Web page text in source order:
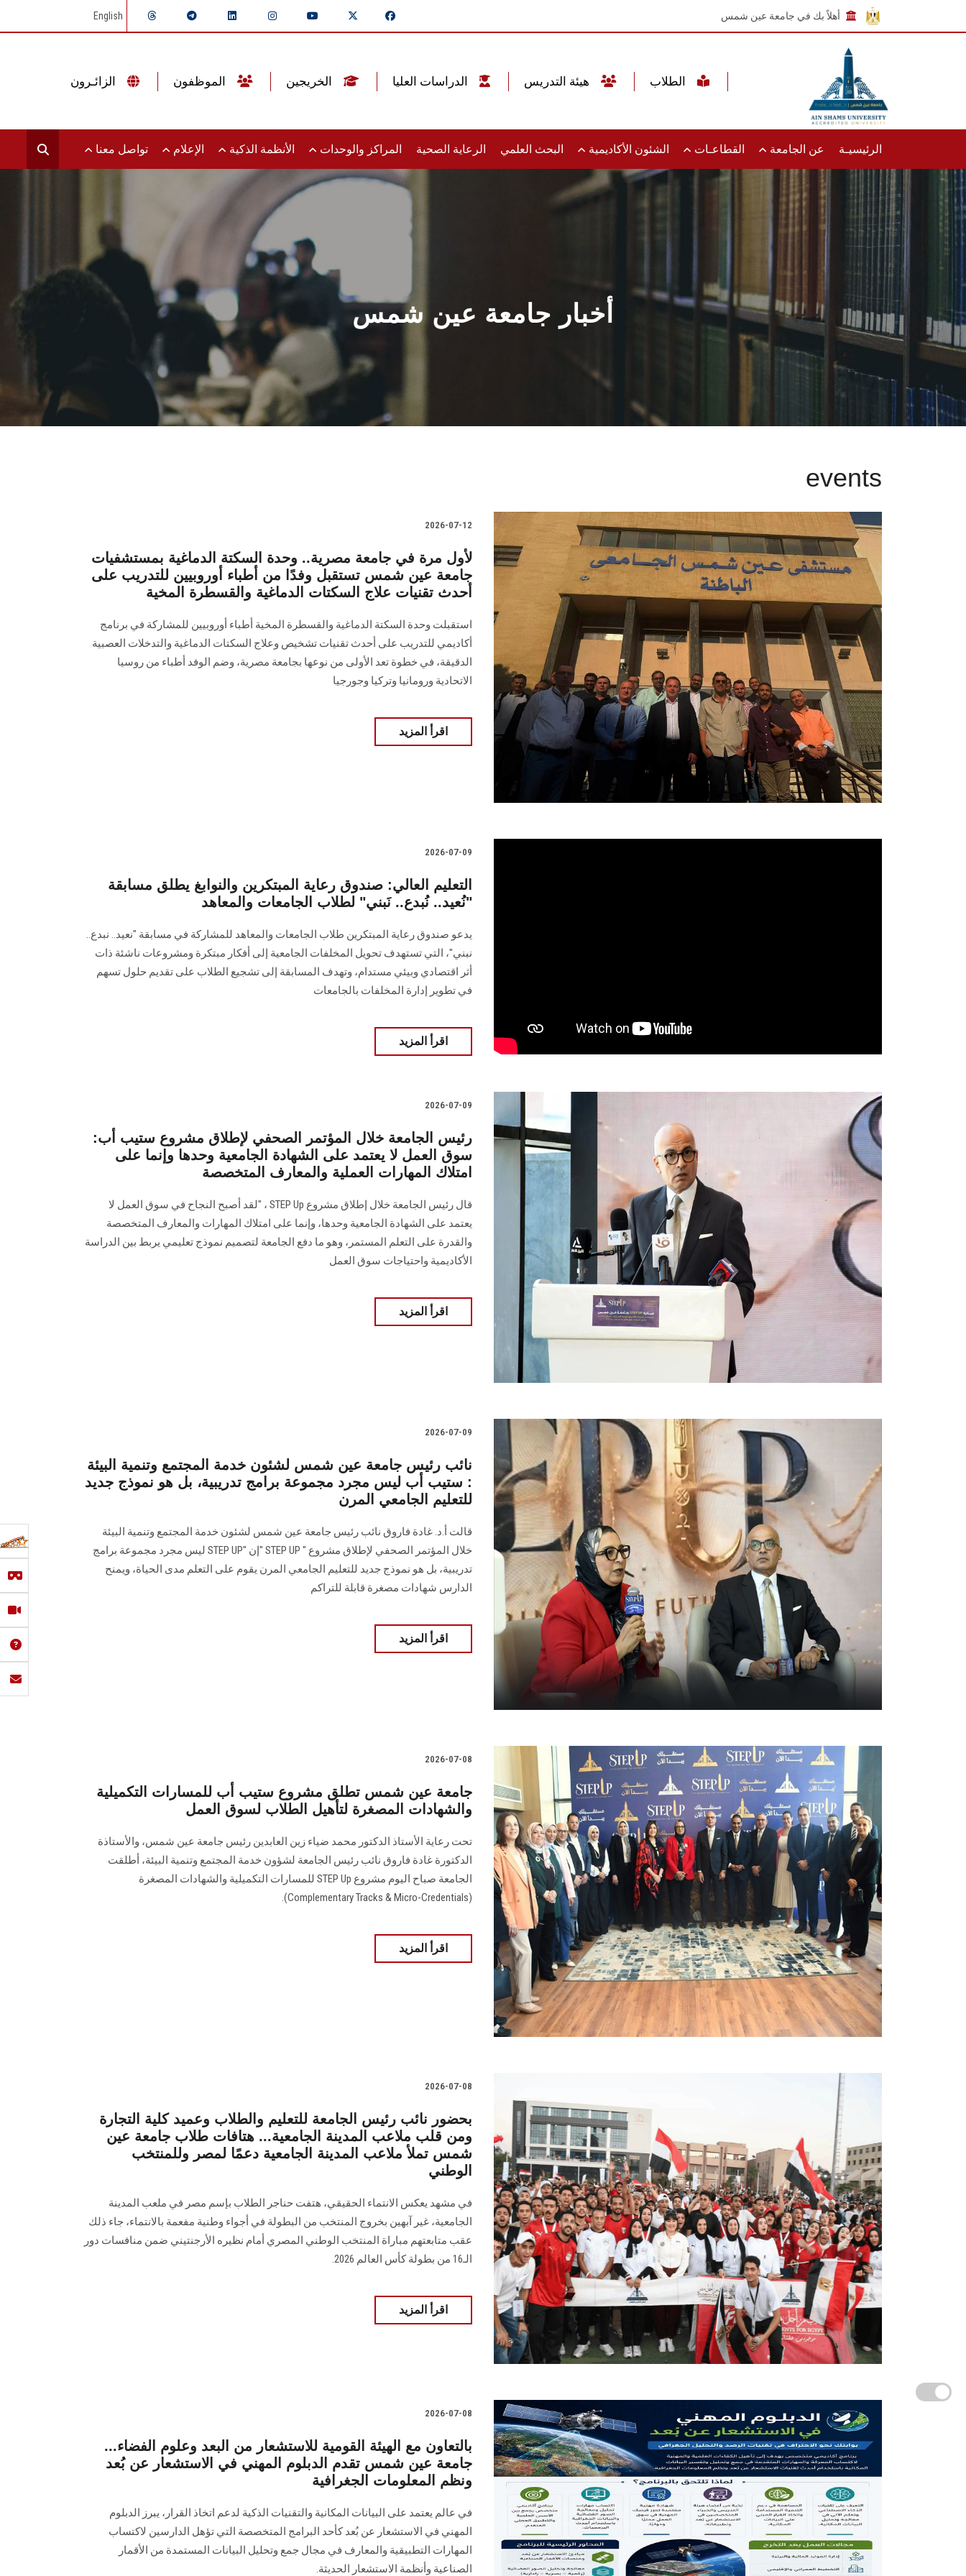
أهلاً بك في جامعة عين شمس English
الرئيسيـة عن الجامعة القطاعـات الشئون الأكاديمية البحث العلمي الرعاية الصحية المراكز والوحدات الأنظمة الذكية الإعلام تواصل معنا
أخبار جامعة عين شمس
events
2026-07-12
لأول مرة في جامعة مصرية.. وحدة السكتة الدماغية بمستشفيات
جامعة عين شمس تستقبل وفدًا من أطباء أوروبيين للتدريب على
أحدث تقنيات علاج السكتات الدماغية والقسطرة المخية
استقبلت وحدة السكتة الدماغية والقسطرة المخية أطباء أوروبيين للمشاركة في برنامج
أكاديمي للتدريب على أحدث تقنيات تشخيص وعلاج السكتات الدماغية والتدخلات العصبية
الدقيقة، في خطوة تعد الأولى من نوعها بجامعة مصرية، وضم الوفد أطباء من روسيا
الاتحادية ورومانيا وتركيا وجورجيا
اقرأ المزيد
2026-07-09
التعليم العالي: صندوق رعاية المبتكرين والنوابغ يطلق مسابقة
"نُعيد.. نُبدع.. نَبني" لطلاب الجامعات والمعاهد
يدعو صندوق رعاية المبتكرين طلاب الجامعات والمعاهد للمشاركة في مسابقة "نعيد.. نبدع..
نبني"، التي تستهدف تحويل المخلفات الجامعية إلى أفكار مبتكرة ومشروعات ناشئة ذات
أثر اقتصادي وبيئي مستدام، وتهدف المسابقة إلى تشجيع الطلاب على تقديم حلول تسهم
في تطوير إدارة المخلفات بالجامعات
اقرأ المزيد
2026-07-09
رئيس الجامعة خلال المؤتمر الصحفي لإطلاق مشروع ستيب أب:
سوق العمل لا يعتمد على الشهادة الجامعية وحدها وإنما على
امتلاك المهارات العملية والمعارف المتخصصة
قال رئيس الجامعة خلال إطلاق مشروع STEP Up ، "لقد أصبح النجاح في سوق العمل لا
يعتمد على الشهادة الجامعية وحدها، وإنما على امتلاك المهارات والمعارف المتخصصة
والقدرة على التعلم المستمر، وهو ما دفع الجامعة لتصميم نموذج تعليمي يربط بين الدراسة
الأكاديمية واحتياجات سوق العمل
اقرأ المزيد
2026-07-09
نائب رئيس جامعة عين شمس لشئون خدمة المجتمع وتنمية البيئة
: ستيب أب ليس مجرد مجموعة برامج تدريبية، بل هو نموذج جديد
للتعليم الجامعي المرن
قالت أ.د. غادة فاروق نائب رئيس جامعة عين شمس لشئون خدمة المجتمع وتنمية البيئة
خلال المؤتمر الصحفي لإطلاق مشروع " STEP UP "إن "STEP UP ليس مجرد مجموعة برامج
تدريبية، بل هو نموذج جديد للتعليم الجامعي المرن يقوم على التعلم مدى الحياة، ويمنح
الدارس شهادات مصغرة قابلة للتراكم
اقرأ المزيد
2026-07-08
جامعة عين شمس تطلق مشروع ستيب أب للمسارات التكميلية
والشهادات المصغرة لتأهيل الطلاب لسوق العمل
تحت رعاية الأستاذ الدكتور محمد ضياء زين العابدين رئيس جامعة عين شمس، والأستاذة
الدكتورة غادة فاروق نائب رئيس الجامعة لشؤون خدمة المجتمع وتنمية البيئة، أطلقت
الجامعة صباح اليوم مشروع STEP Up للمسارات التكميلية والشهادات المصغرة
(Complementary Tracks & Micro-Credentials).
اقرأ المزيد
2026-07-08
بحضور نائب رئيس الجامعة للتعليم والطلاب وعميد كلية التجارة
ومن قلب ملاعب المدينة الجامعية... هتافات طلاب جامعة عين
شمس تملأ ملاعب المدينة الجامعية دعمًا لمصر وللمنتخب
الوطني
في مشهد يعكس الانتماء الحقيقي، هتفت حناجر الطلاب بإسم مصر في ملعب المدينة
الجامعية، غير آبهين بخروج المنتخب من البطولة في أجواء وطنية مفعمة بالانتماء، جاء ذلك
عقب متابعتهم مباراة المنتخب الوطني المصري أمام نظيره الأرجنتيني ضمن منافسات دور
الـ16 من بطولة كأس العالم 2026.
اقرأ المزيد
2026-07-08
بالتعاون مع الهيئة القومية للاستشعار من البعد وعلوم الفضاء...
جامعة عين شمس تقدم الدبلوم المهني في الاستشعار عن بُعد
ونظم المعلومات الجغرافية
في عالم يعتمد على البيانات المكانية والتقنيات الذكية لدعم اتخاذ القرار، يبرز الدبلوم
المهني في الاستشعار عن بُعد كأحد البرامج المتخصصة التي تؤهل الدارسين لاكتساب
المهارات التطبيقية والمعارف في مجال جمع وتحليل البيانات المستمدة من الأقمار
الصناعية وأنظمة الاستشعار الحديثة.